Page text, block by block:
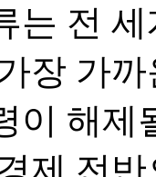
는 전
장 가
이 해제